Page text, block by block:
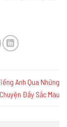
Anh Qua Những
Đầy Sắc Màu